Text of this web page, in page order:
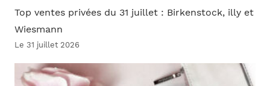
Top ventes privées du 31 juillet : Birkenstock, illy et
Wiesmann
Le 31 juillet 2026